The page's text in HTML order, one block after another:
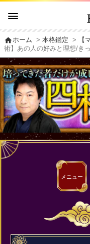
homeホーム >本格鑑定 > 【
術】あの人の好みと理想/き
メニュー